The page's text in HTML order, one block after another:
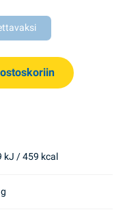
Chocolate quantity
kJ / 459 kcal